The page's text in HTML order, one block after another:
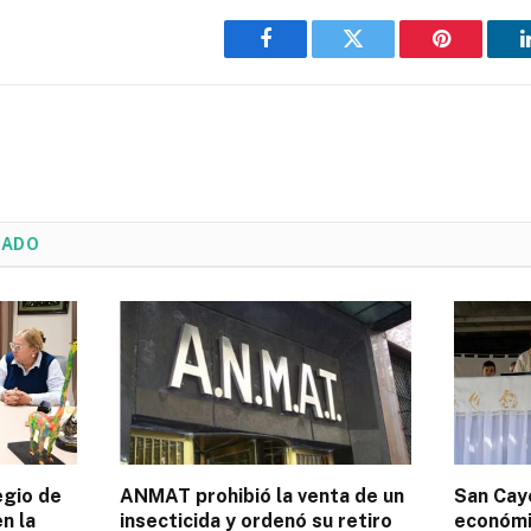
Facebook Twitter Pinterest
de
la
ANMAT prohibió la venta de un
insecticida y ordenó su retiro
San